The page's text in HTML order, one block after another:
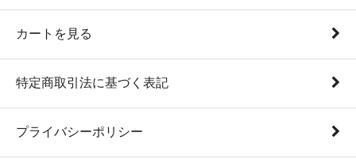
カートを見る
特定商取引法に基づく表記
プライバシーポリシー